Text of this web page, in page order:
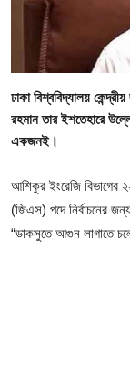
অর্থনীতি
আন্তর্জাতিক
স্বাস্থ্য
বিনোদন
খেলা
অন্যান্য
ঢাকা বিশ্ববিদ্যালয়
রহমান তার ইশতেহারে
একজনই।
আশিকুর ইংরেজি বিভাগের
(জিএস) পদে নির্বাচনের
“ডাকসুতে আগুন লাগাতে